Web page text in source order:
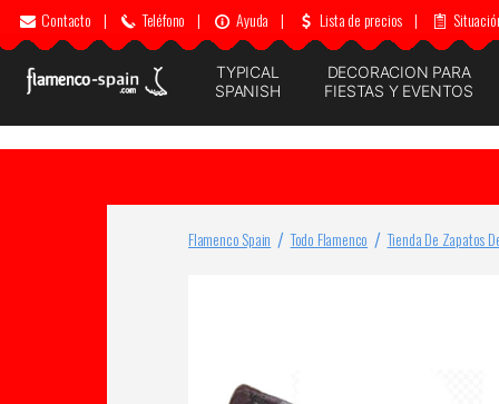
Contacto | Teléfono | Ayuda | Lista de precios |
TYPICAL
SPANISH
DECORACION PARA
FIESTAS Y EVENTOS
Flamenco Spain Todo Flamenco Tienda De Zapatos